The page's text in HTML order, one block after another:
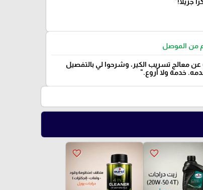
من الموصل
معالج تسريب الكير، وشرحوا لي بالتفصيل
خدمة ولا أروع."
favorite_border
favorite_border